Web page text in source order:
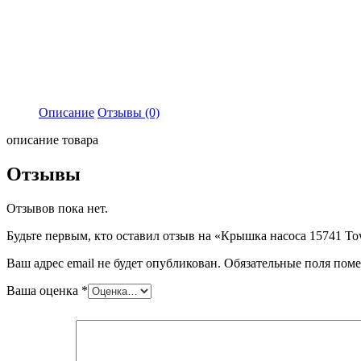
Описание Отзывы (0)
описание товара
Отзывы
Отзывов пока нет.
Будьте первым, кто оставил отзыв на «Крышка насоса 15741
Ваш адрес email не будет опубликован. Обязательные поля
Ваша оценка *